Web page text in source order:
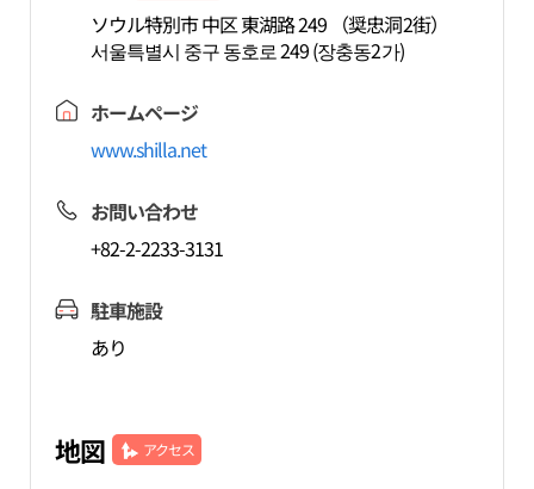
ソウル特別市 中区 東湖路 249 （奨忠洞2街）
서울특별시 중구 동호로 249 (장충동2가)
ホームページ
www.shilla.net
お問い合わせ
+82-2-2233-3131
駐車施設
あり
地図 アクセス